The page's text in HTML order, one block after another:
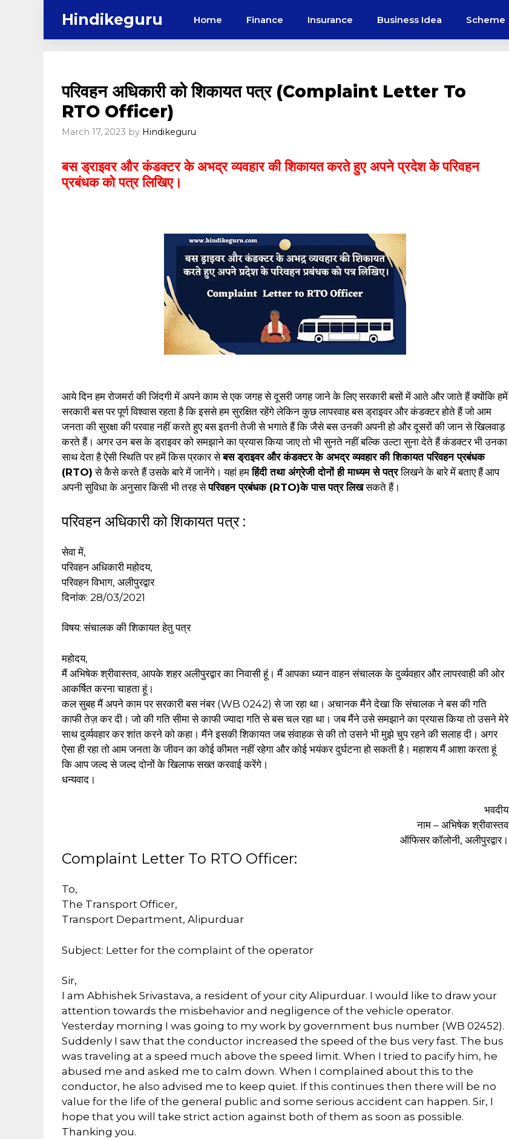
Hindikeguru Home Finance Insurance Business Idea Scheme
परिवहन अधिकारी को शिकायत पत्र (Complaint Letter To
RTO Officer)
March 17, 2023 by Hindikeguru
बस ड्राइवर और कंडक्टर के अभद्र व्यवहार की शिकायत करते हुए अपने प्रदेश के परिवहन
प्रबंधक को पत्र लिखिए।
आये दिन हम रोजमर्रा की जिंदगी में अपने काम से एक जगह से दूसरी जगह जाने के लिए सरकारी बसों में आते और जाते हैं क्योंकि हमें
सरकारी बस पर पूर्ण विश्वास रहता है कि इससे हम सुरक्षित रहेंगे लेकिन कुछ लापरवाह बस ड्राइवर और कंडक्टर होते हैं जो आम
जनता की सुरक्षा की परवाह नहीं करते हुए बस इतनी तेजी से भगाते हैं कि जैसे बस उनकी अपनी हो और दूसरों की जान से खिलवाड़
करते हैं। अगर उन बस के ड्राइवर को समझाने का प्रयास किया जाए तो भी सुनते नहीं बल्कि उल्टा सुना देते हैं कंडक्टर भी उनका
साथ देता है ऐसी स्थिति पर हमें किस प्रकार सेबस ड्राइवर और कंडक्टर के अभद्र व्यवहार की शिकायत परिवहन प्रबंधक
(RTO) से कैसे करते हैं उसके बारे में जानेंगे। यहां हमहिंदी तथा अंग्रेजी दोनों ही माध्यम से पत्रलिखने के बारे में बताए हैं आप
अपनी सुविधा के अनुसार किसी भी तरह सेपरिवहन प्रबंधक (RTO)के पास पत्र लिखसकते हैं।
परिवहन अधिकारी को शिकायत पत्र :
सेवा में,
परिवहन अधिकारी महोदय,
परिवहन विभाग, अलीपुरद्वार
दिनांक: 28/03/2021
विषय: संचालक की शिकायत हेतु पत्र
महोदय,
मैं अभिषेक श्रीवास्तव, आपके शहर अलीपुरद्वार का निवासी हूं। मैं आपका ध्यान वाहन संचालक के दुर्व्यवहार और लापरवाही की ओर
आकर्षित करना चाहता हूं।
कल सुबह मैं अपने काम पर सरकारी बस नंबर (WB 0242) से जा रहा था। अचानक मैंने देखा कि संचालक ने बस की गति
काफी तेज़ कर दी। जो की गति सीमा से काफी ज्यादा गति से बस चल रहा था। जब मैंने उसे समझाने का प्रयास किया तो उसने मेरे
साथ दुर्व्यवहार कर शांत करने को कहा। मैंने इसकी शिकायत जब संवाहक से की तो उसने भी मुझे चुप रहने की सलाह दी। अगर
ऐसा ही रहा तो आम जनता के जीवन का कोई कीमत नहीं रहेगा और कोई भयंकर दुर्घटना हो सकती है। महाशय मैं आशा करता हूं
कि आप जल्द से जल्द दोनों के खिलाफ सख्त करवाई करेंगे।
धन्यवाद।
भवदीय
नाम – अभिषेक श्रीवास्तव
ऑफिसर कॉलोनी, अलीपुरद्वार।
Complaint Letter To RTO Officer:
To,
The Transport Officer,
Transport Department, Alipurduar
Subject: Letter for the complaint of the operator
Sir,
I am Abhishek Srivastava, a resident of your city Alipurduar. I would like to draw your
attention towards the misbehavior and negligence of the vehicle operator.
Yesterday morning I was going to my work by government bus number (WB 02452).
Suddenly I saw that the conductor increased the speed of the bus very fast. The bus
was traveling at a speed much above the speed limit. When I tried to pacify him, he
abused me and asked me to calm down. When I complained about this to the
conductor, he also advised me to keep quiet. If this continues then there will be no
value for the life of the general public and some serious accident can happen. Sir, I
hope that you will take strict action against both of them as soon as possible.
Thanking you.